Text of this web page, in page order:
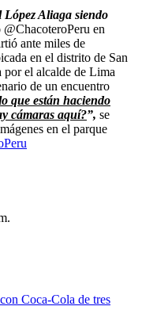
Aliaga siendo
en
ante miles de
en el distrito de San
por el alcalde de Lima
de un encuentro
que están haciendo
cámaras aquí?”, se
en el parque